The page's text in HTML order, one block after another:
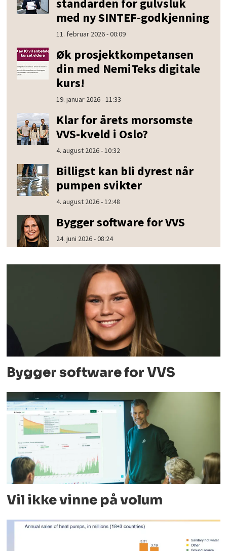
standarden for gulvsluk
med ny SINTEF-godkjenning
11. februar 2026 - 00:09
Øk prosjektkompetansen
din med NemiTeks digitale
kurs!
19. januar 2026 - 11:33
Klar for årets morsomste
VVS-kveld i Oslo?
4. august 2026 - 10:32
Billigst kan bli dyrest når
pumpen svikter
4. august 2026 - 12:48
Bygger software for VVS
24. juni 2026 - 08:24
Bygger software for VVS
Vil ikke vinne på volum